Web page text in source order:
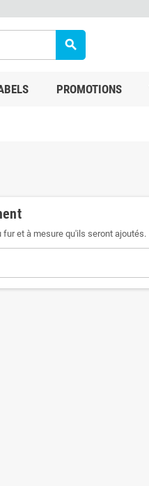
search
PROMOTIONS
et à mesure qu'ils seront ajoutés.